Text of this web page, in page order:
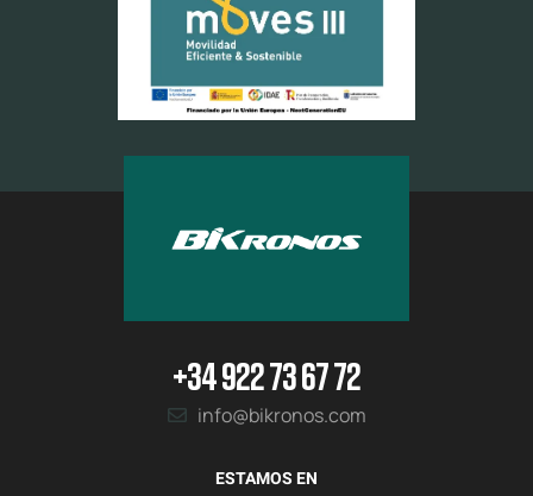
+34 922 73 67 72
info@bikronos.com
ESTAMOS EN